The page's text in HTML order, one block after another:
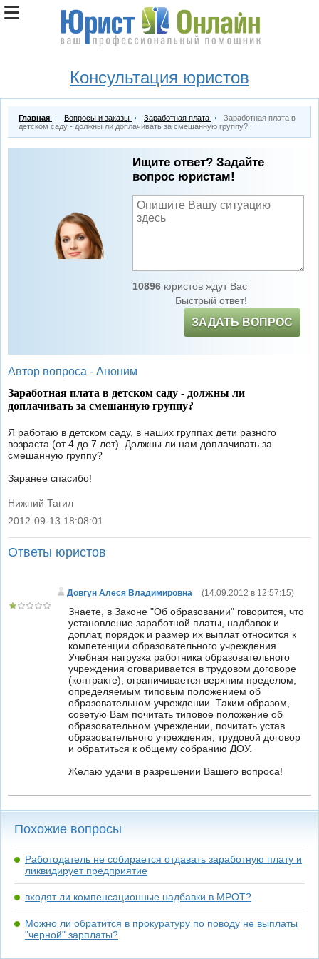
Консультация юристов
Главная Вопросы и заказы Заработная плата
Заработная плата в
детском саду - должны ли доплачивать за смешанную группу?
Ищите ответ? Задайте
вопрос юристам!
10896юристов ждут Вас
Быстрый ответ!
ЗАДАТЬ ВОПРОС
Автор вопроса - Аноним
Заработная плата в детском саду - должны ли
доплачивать за смешанную группу?
Я работаю в детском саду, в наших группах дети разного
возраста (от 4 до 7 лет). Должны ли нам доплачивать за
смешанную группу?
Заранее спасибо!
Нижний Тагил
|
2012-09-13 18:08:01
Ответы юристов
Довгун Алеся Владимировна (14.09.2012 в 12:57:15)
Знаете, в Законе "Об образовании" говорится, что
установление заработной платы, надбавок и
доплат, порядок и размер их выплат относится к
компетенции образовательного учреждения.
Учебная нагрузка работника образовательного
учреждения оговаривается в трудовом договоре
(контракте), ограничивается верхним пределом,
определяемым типовым положением об
образовательном учреждении. Таким образом,
советую Вам почитать типовое положение об
образовательном учреждении, почитать устав
образовательного учреждения, трудовой договор
и обратиться к общему собранию ДОУ.
Желаю удачи в разрешении Вашего вопроса!
Похожие вопросы
Работодатель не собирается отдавать заработную плату и
ликвидирует предприятие
входят ли компенсационные надбавки в МРОТ?
Можно ли обратится в прокуратуру по поводу не выплаты
"черной" зарплаты?